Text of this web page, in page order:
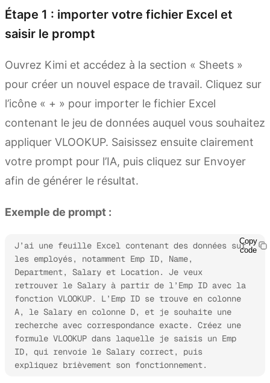
Étape 1 : importer votre fichier Excel et
saisir le prompt
Ouvrez Kimi et accédez à la section « Sheets »
pour créer un nouvel espace de travail. Cliquez sur
l’icône « + » pour importer le fichier Excel
contenant le jeu de données auquel vous souhaitez
appliquer VLOOKUP. Saisissez ensuite clairement
votre prompt pour l’IA, puis cliquez sur Envoyer
afin de générer le résultat.
Exemple de prompt :
J’ai une feuille Excel contenant des données sur
les employés, notamment Emp ID, Name,
Department, Salary et Location. Je veux
retrouver le Salary à partir de l’Emp ID avec la
fonction VLOOKUP. L’Emp ID se trouve en colonne
A, le Salary en colonne D, et je souhaite une
recherche avec correspondance exacte. Créez une
formule VLOOKUP dans laquelle je saisis un Emp
ID, qui renvoie le Salary correct, puis
expliquez brièvement son fonctionnement.
Copy
code